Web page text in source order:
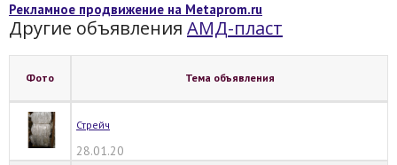
Рекламное продвижение на Metaprom.ru
Другие объявления АМД-пласт
Фото Тема объявления
Стрейч
28.01.20